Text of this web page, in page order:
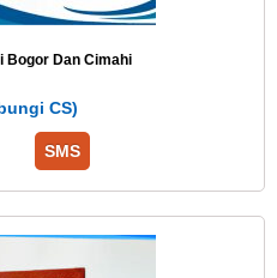
Bogor Dan Cimahi
CS)
SMS